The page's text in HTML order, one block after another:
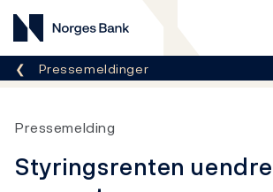
Norges Bank
Her er du nå:
Pressemeldinger
Pressemelding
Styringsrenten